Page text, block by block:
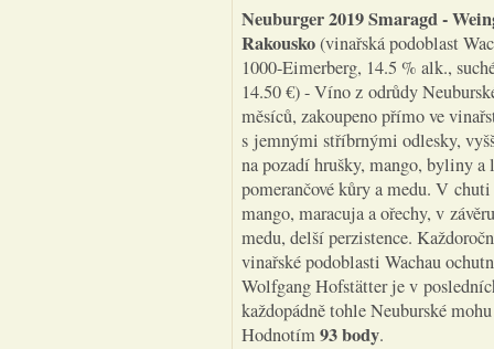
Neuburger 2019 Smaragd-
Rakousko(vinařská podoblast
1000-Eimerberg, 14.5 % alk.,
14.50 €) - Víno z odrůdy
měsíců, zakoupeno přímo ve
s jemnými stříbrnými odlesky,
na pozadí hrušky, mango, byliny
pomerančové kůry a medu. V
mango, maracuja a ořechy, v
medu, delší perzistence.
vinařské podoblasti Wachau
Wolfgang Hofstätter je v
každopádně tohle Neuburské
Hodnotím93 body.